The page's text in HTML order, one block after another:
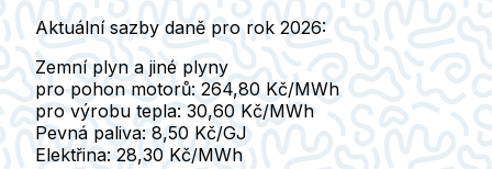
Aktuální sazby daně pro rok 2026:
Zemní plyn a jiné plyny
pro pohon motorů: 264,80 Kč/MWh
pro výrobu tepla: 30,60 Kč/MWh
Pevná paliva: 8,50 Kč/GJ
Elektřina: 28,30 Kč/MWh